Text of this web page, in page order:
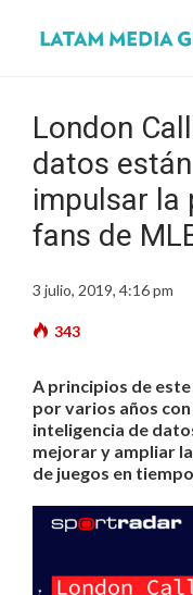
London
datos
impulsar la
fans de
3 julio, 2019, 4:16 pm
343
A principios de
por varios años
inteligencia de
mejorar y ampliar
de juegos en